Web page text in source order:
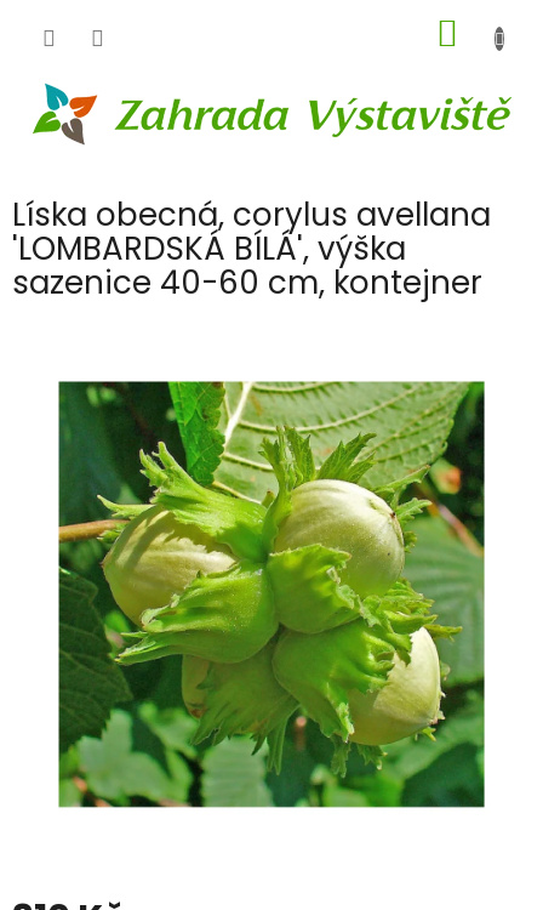
KOŠÍK
Líska obecná, corylus avellana
'LOMBARDSKÁ BÍLÁ', výška
sazenice 40-60 cm, kontejner